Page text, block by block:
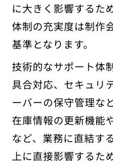
に大きく影響するた
体制の充実度は制作
基準となります。
技術的なサポート体
具合対応、セキュリ
ーバーの保守管理な
在庫情報の更新機能
など、業務に直結す
上に直接影響するた